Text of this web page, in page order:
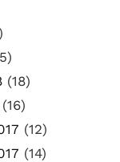
(18)
(16)
(12)
(14)
der